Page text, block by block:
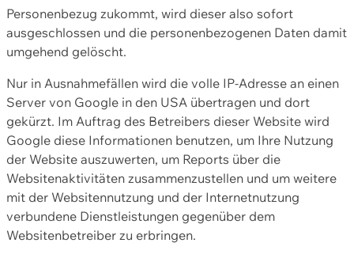
Personenbezug zukommt, wird dieser also sofort
ausgeschlossen und die personenbezogenen Daten damit
umgehend gelöscht.
Nur in Ausnahmefällen wird die volle IP-Adresse an einen
Server von Google in den USA übertragen und dort
gekürzt. Im Auftrag des Betreibers dieser Website wird
Google diese Informationen benutzen, um Ihre Nutzung
der Website auszuwerten, um Reports über die
Websitenaktivitäten zusammenzustellen und um weitere
mit der Websitennutzung und der Internetnutzung
verbundene Dienstleistungen gegenüber dem
Websitenbetreiber zu erbringen.